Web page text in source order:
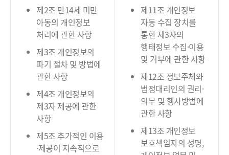
제2조 만14세 미만
아동의 개인정보
처리에 관한 사항
제3조 개인정보의
파기 절차 및 방법에
관한 사항
제4조 개인정보의
제3자 제공에 관한
사항
제5조 추가적인 이용
·제공이 지속적으로
제11조 개인정보
자동 수집 장치를
통한 제3자의
행태정보 수집·이용
및 거부에 관한 사항
제12조 정보주체와
법정대리인의 권리·
의무 및 행사방법에
관한 사항
제13조 개인정보
보호책임자의 성명,